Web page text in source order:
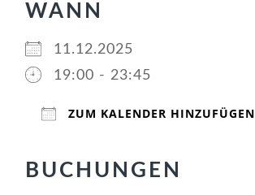
WANN
11.12.2025
19:00 - 23:45
ZUM KALENDER HINZUFÜGEN
BUCHUNGEN